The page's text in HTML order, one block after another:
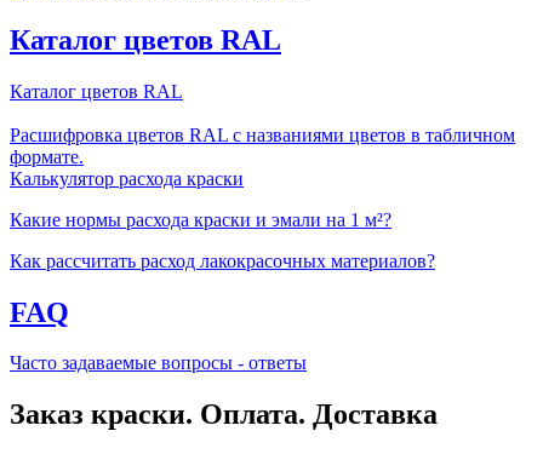
Каталог цветов RAL
Каталог цветов RAL
Расшифровка цветов RAL с названиями цветов в табличном
формате.
Калькулятор расхода краски
Какие нормы расхода краски и эмали на 1 м²?
Как рассчитать расход лакокрасочных материалов?
FAQ
Часто задаваемые вопросы - ответы
Заказ краски. Оплата. Доставка